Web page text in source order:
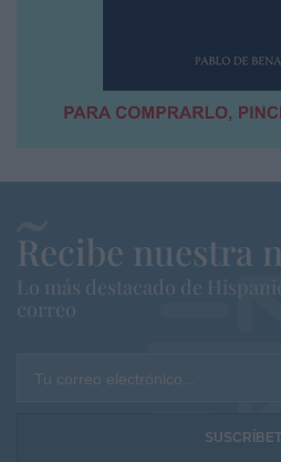
Recibe nuestra
Lo más destacado de
correo
Tu correo electrónico...